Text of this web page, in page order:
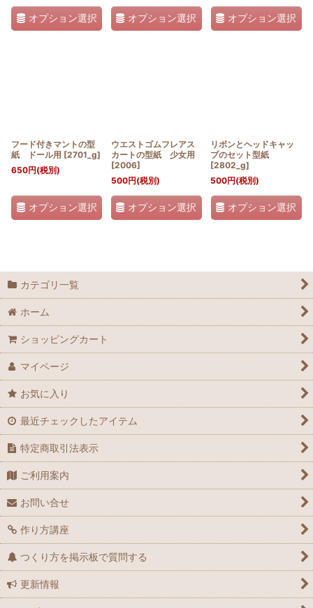
オプション選択 オプション選択 オプション選択
フード付きマントの型
紙 ドール用 [2701_g]
650円(税別)
オプション選択
ウエストゴムフレアス
カートの型紙 少女用
[2006]
500円(税別)
オプション選択
リボンとヘッドキャッ
プのセット型紙
[2802_g]
500円(税別)
オプション選択
カテゴリ一覧
ホーム
ショッピングカート
マイページ
お気に入り
最近チェックしたアイテム
特定商取引法表示
ご利用案内
お問い合せ
作り方講座
つくり方を掲示板で質問する
更新情報